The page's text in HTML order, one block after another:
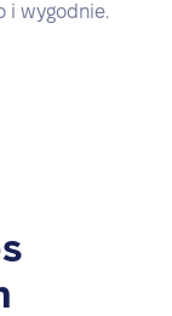
i wygodnie.